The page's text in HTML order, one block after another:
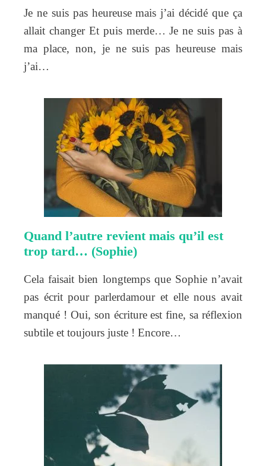
Je ne suis pas heureuse mais j’ai décidé que ça
allait changer Et puis merde… Je ne suis pas à
ma place, non, je ne suis pas heureuse mais
j’ai…
Quand l’autre revient mais qu’il est
trop tard… (Sophie)
Cela faisait bien longtemps que Sophie n’avait
pas écrit pour parlerdamour et elle nous avait
manqué ! Oui, son écriture est fine, sa réflexion
subtile et toujours juste ! Encore…